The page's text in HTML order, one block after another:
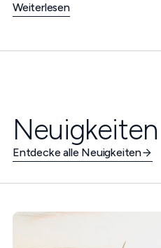
Weiterlesen
Neuigkeiten
Entdecke alle Neuigkeiten